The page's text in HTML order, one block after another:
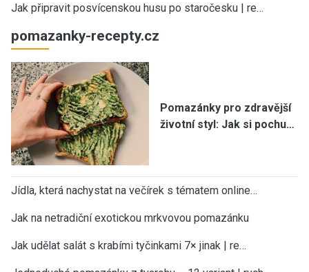
Jak připravit posvícenskou husu po staročesku | re…
pomazanky-recepty.cz
Pomazánky pro zdravější
životní styl: Jak si pochu…
Jídla, která nachystat na večírek s tématem online…
Jak na netradiční exotickou mrkvovou pomazánku
Jak udělat salát s krabími tyčinkami 7× jinak | re…